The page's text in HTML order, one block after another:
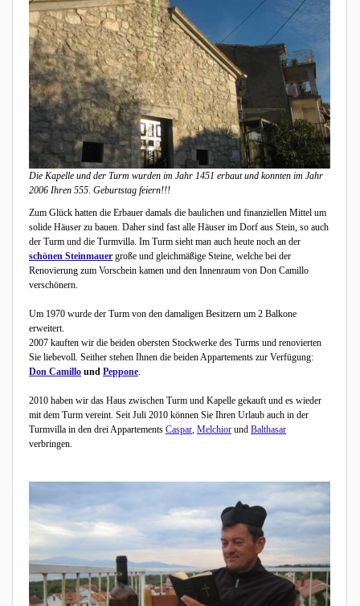
Die Kapelle und der Turm wurden im Jahr 1451 erbaut und konnten im Jahr
2006 Ihren 555. Geburtstag feiern!!!
Zum Glück hatten die Erbauer damals die baulichen und finanziellen Mittel um
solide Häuser zu bauen. Daher sind fast alle Häuser im Dorf aus Stein, so auch
der Turm und die Turmvilla. Im Turm sieht man auch heute noch an der
schönen Steinmauer große und gleichmäßige Steine, welche bei der
Renovierung zum Vorschein kamen und den Innenraum von Don Camillo
verschönern.
Um 1970 wurde der Turm von den damaligen Besitzern um 2 Balkone
erweitert.
2007 kauften wir die beiden obersten Stockwerke des Turms und renovierten
Sie liebevoll. Seither stehen Ihnen die beiden Appartements zur Verfügung:
Don Camillo und Peppone.
2010 haben wir das Haus zwischen Turm und Kapelle gekauft und es wieder
mit dem Turm vereint. Seit Juli 2010 können Sie Ihren Urlaub auch in der
Turmvilla in den drei Appartements Caspar, Melchior und Balthasar
verbringen.